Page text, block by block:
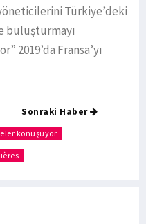
Türkiye’deki
buluşturmayı
2019’da Fransa’yı
Sonraki Haber
konuşuyor